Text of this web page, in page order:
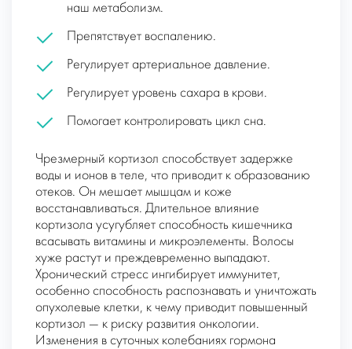
наш метаболизм.
Препятствует воспалению.
Регулирует артериальное давление.
Регулирует уровень сахара в крови.
Помогает контролировать цикл сна.
Чрезмерный кортизол способствует задержке
воды и ионов в теле, что приводит к образованию
отеков. Он мешает мышцам и коже
восстанавливаться. Длительное влияние
кортизола усугубляет способность кишечника
всасывать витамины и микроэлементы. Волосы
хуже растут и преждевременно выпадают.
Хронический стресс ингибирует иммунитет,
особенно способность распознавать и уничтожать
опухолевые клетки, к чему приводит повышенный
кортизол — к риску развития онкологии.
Изменения в суточных колебаниях гормона